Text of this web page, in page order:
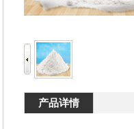
产品详情